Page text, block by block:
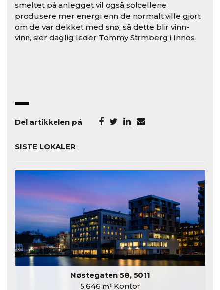
smeltet på anlegget vil også solcellene
produsere mer energi enn de normalt ville gjort
om de var dekket med snø, så dette blir vinn-
vinn, sier daglig leder Tommy Strӧmberg i Innos.
Del artikkelen på
SISTE LOKALER
Nøstegaten 58, 5011
5.646 m²Kontor